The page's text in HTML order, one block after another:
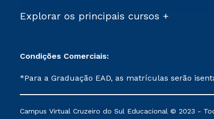
Explorar os principais cursos +
Condições Comerciais:
*Para a Graduação EAD, as matrículas serão
mantidos conforme negociação. Descontos
Campus Virtual Cruzeiro do Sul Educacional © 2023 -